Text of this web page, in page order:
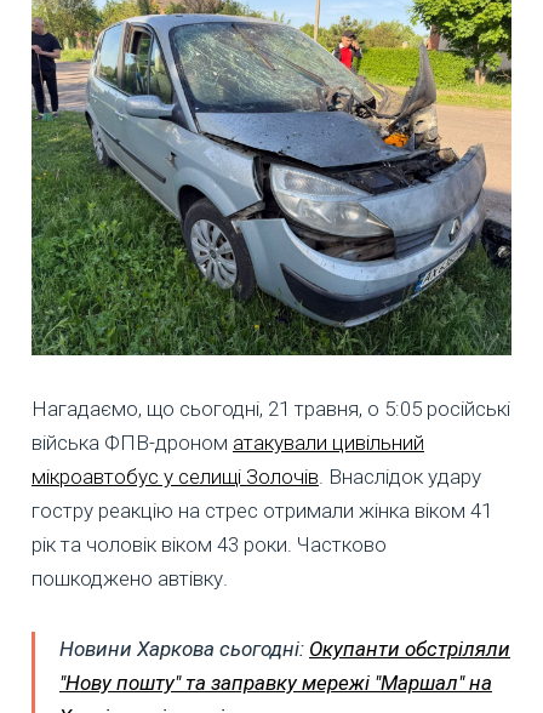
Нагадаємо, що сьогодні, 21 травня, о 5:05 російські
війська ФПВ-дроном атакували цивільний
мікроавтобус у селищі Золочів. Внаслідок удару
гостру реакцію на стрес отримали жінка віком 41
рік та чоловік віком 43 роки. Частково
пошкоджено автівку.
Новини Харкова сьогодні: Окупанти обстріляли
"Нову пошту" та заправку мережі "Маршал" на